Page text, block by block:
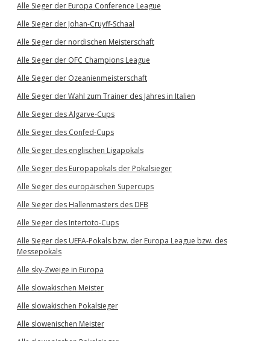
Alle Sieger der Europa Conference League
Alle Sieger der Johan-Cruyff-Schaal
Alle Sieger der nordischen Meisterschaft
Alle Sieger der OFC Champions League
Alle Sieger der Ozeanienmeisterschaft
Alle Sieger der Wahl zum Trainer des Jahres in Italien
Alle Sieger des Algarve-Cups
Alle Sieger des Confed-Cups
Alle Sieger des englischen Ligapokals
Alle Sieger des Europapokals der Pokalsieger
Alle Sieger des europäischen Supercups
Alle Sieger des Hallenmasters des DFB
Alle Sieger des Intertoto-Cups
Alle Sieger des UEFA-Pokals bzw. der Europa League bzw. des
Messepokals
Alle sky-Zweige in Europa
Alle slowakischen Meister
Alle slowakischen Pokalsieger
Alle slowenischen Meister